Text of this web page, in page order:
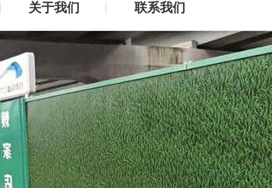
关于我们 联系我们